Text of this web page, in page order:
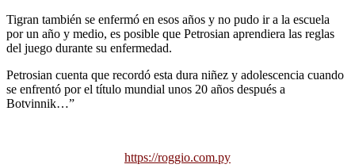
Tigran también se enfermó en esos años y no pudo ir a la escuela
por un año y medio, es posible que Petrosian aprendiera las reglas
del juego durante su enfermedad.
Petrosian cuenta que recordó esta dura niñez y adolescencia cuando
se enfrentó por el título mundial unos 20 años después a
Botvinnik…”
https://roggio.com.py